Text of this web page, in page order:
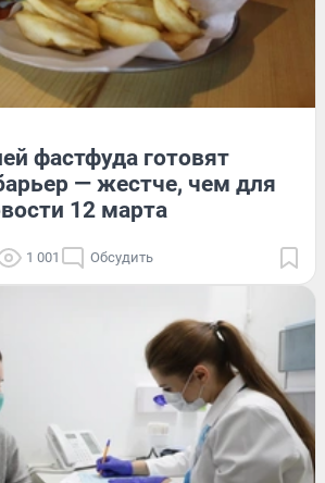
фастфуда готовят
— жестче, чем для
12 марта
1 001 Обсудить